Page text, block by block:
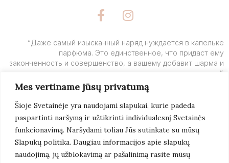
Mes vertiname jūsų privatumą
Šioje Svetainėje yra naudojami slapukai, kurie padeda
paspartinti naršymą ir užtikrinti individualesnį Svetainės
funkcionavimą. Naršydami toliau Jūs sutinkate su mūsų
Slapukų politika. Daugiau informacijos apie slapukų
naudojimą, jų užblokavimą ar pašalinimą rasite mūsų
F
a
e
b
o
o
k
-
f
I
n
t
a
g
r
a
m
“Даже самый изысканный наряд нуждается в капельке
парфюма. Это единственное, что придаст ему
законченность и совершенство, а вашему добавит шарма и
очарования”.
Подробнее